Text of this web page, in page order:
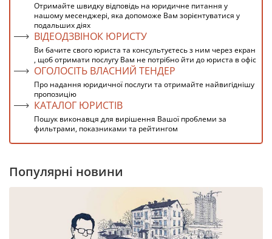
Отримайте швидку відповідь на юридичне питання у
нашому месенджері, яка допоможе Вам зорієнтуватися у
подальших діях
ВІДЕОДЗВІНОК ЮРИСТУ
Ви бачите свого юриста та консультуєтесь з ним через екран
, щоб отримати послугу Вам не потрібно йти до юриста в офіс
ОГОЛОСІТЬ ВЛАСНИЙ ТЕНДЕР
Про надання юридичної послуги та отримайте найвигіднішу
пропозицію
КАТАЛОГ ЮРИСТІВ
Пошук виконавця для вирішення Вашої проблеми за
фильтрами, показниками та рейтингом
Популярні новини